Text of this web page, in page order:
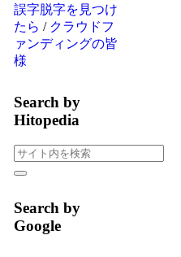
誤字脱字を見つけ
たら / クラウドフ
ァンディングの皆
様
Search by
Hitopedia
Search by
Google